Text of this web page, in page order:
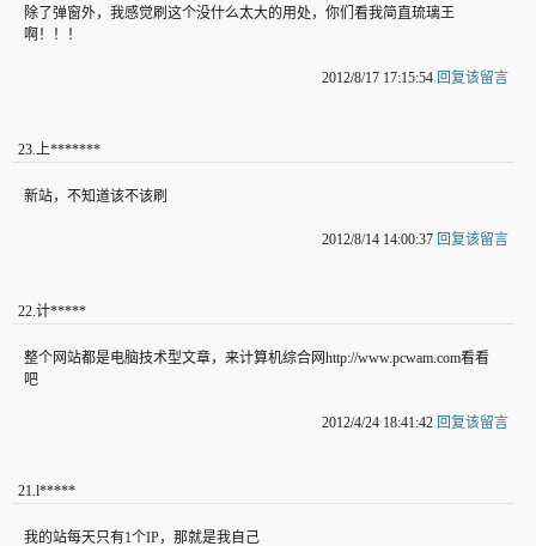
除了弹窗外，我感觉刷这个没什么太大的用处，你们看我简直琉璃王
啊！！！
2012/8/17 17:15:54 回复该留言
23.上*******
新站，不知道该不该刷
2012/8/14 14:00:37 回复该留言
22.计*****
整个网站都是电脑技术型文章，来计算机综合网http://www.pcwam.com看看
吧
2012/4/24 18:41:42 回复该留言
21.l*****
我的站每天只有1个IP，那就是我自己